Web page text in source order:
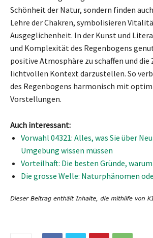
Schönheit der Natur, sondern finden
Lehre der Chakren, symbolisieren
Ausgeglichenheit. In der Kunst und
und Komplexität des Regenbogens
positive Atmosphäre zu schaffen und die
lichtvollen Kontext darzustellen. So
des Regenbogens harmonisch mit
Vorstellungen.
Auch interessant:
Vorwahl 04321: Alles, was Sie über
Umgebung wissen müssen
Vorteilhaft: Die besten Gründe,
Die grosse Welle: Naturphänomen